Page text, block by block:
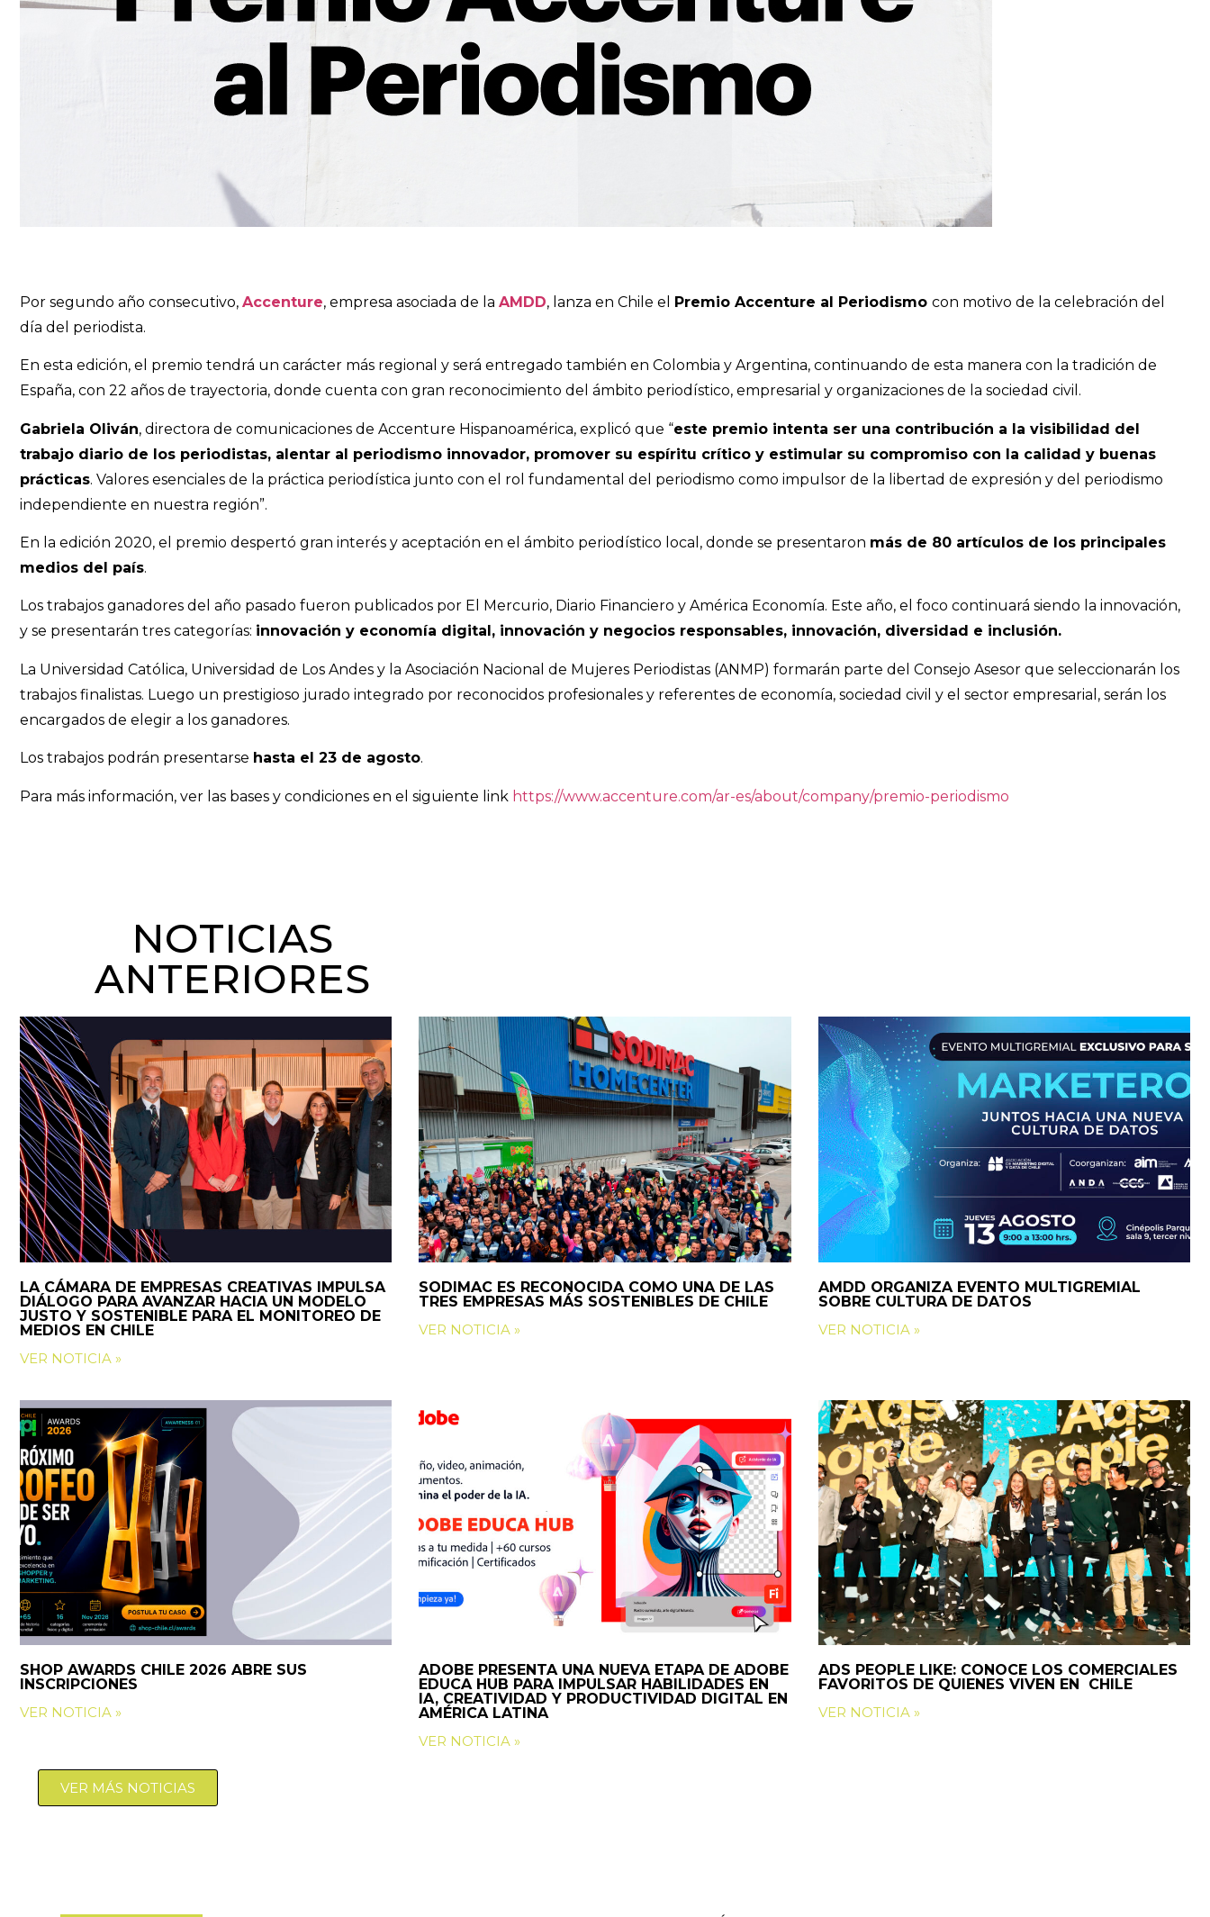
Por segundo año consecutivo, Accenture, empresa asociada de la AMDD, lanza en Chile el Premio Accenture al Periodismo con motivo de la celebración del
día del periodista.
En esta edición, el premio tendrá un carácter más regional y será entregado también en Colombia y Argentina, continuando de esta manera con la tradición de
España, con 22 años de trayectoria, donde cuenta con gran reconocimiento del ámbito periodístico, empresarial y organizaciones de la sociedad civil.
Gabriela Oliván, directora de comunicaciones de Accenture Hispanoamérica, explicó que “este premio intenta ser una contribución a la visibilidad del
trabajo diario de los periodistas, alentar al periodismo innovador, promover su espíritu crítico y estimular su compromiso con la calidad y buenas
prácticas. Valores esenciales de la práctica periodística junto con el rol fundamental del periodismo como impulsor de la libertad de expresión y del periodismo
independiente en nuestra región”.
En la edición 2020, el premio despertó gran interés y aceptación en el ámbito periodístico local, donde se presentaron más de 80 artículos de los principales
medios del país.
Los trabajos ganadores del año pasado fueron publicados por El Mercurio, Diario Financiero y América Economía. Este año, el foco continuará siendo la innovación,
y se presentarán tres categorías: innovación y economía digital, innovación y negocios responsables, innovación, diversidad e inclusión.
La Universidad Católica, Universidad de Los Andes y la Asociación Nacional de Mujeres Periodistas (ANMP) formarán parte del Consejo Asesor que seleccionarán los
trabajos finalistas. Luego un prestigioso jurado integrado por reconocidos profesionales y referentes de economía, sociedad civil y el sector empresarial, serán los
encargados de elegir a los ganadores.
Los trabajos podrán presentarse hasta el 23 de agosto.
Para más información, ver las bases y condiciones en el siguiente link https://www.accenture.com/ar-es/about/company/premio-periodismo
NOTICIAS
ANTERIORES
LA CÁMARA DE EMPRESAS CREATIVAS IMPULSA
DIÁLOGO PARA AVANZAR HACIA UN MODELO
JUSTO Y SOSTENIBLE PARA EL MONITOREO DE
MEDIOS EN CHILE
VER NOTICIA »
SODIMAC ES RECONOCIDA COMO UNA DE LAS
TRES EMPRESAS MÁS SOSTENIBLES DE CHILE
VER NOTICIA »
AMDD ORGANIZA EVENTO MULTIGREMIAL
SOBRE CULTURA DE DATOS
VER NOTICIA »
SHOP AWARDS CHILE 2026 ABRE SUS
INSCRIPCIONES
VER NOTICIA »
ADOBE PRESENTA UNA NUEVA ETAPA DE ADOBE
EDUCA HUB PARA IMPULSAR HABILIDADES EN
IA, CREATIVIDAD Y PRODUCTIVIDAD DIGITAL EN
AMÉRICA LATINA
VER NOTICIA »
ADS PEOPLE LIKE: CONOCE LOS COMERCIALES
FAVORITOS DE QUIENES VIVEN EN CHILE
VER NOTICIA »
VER MÁS NOTICIAS